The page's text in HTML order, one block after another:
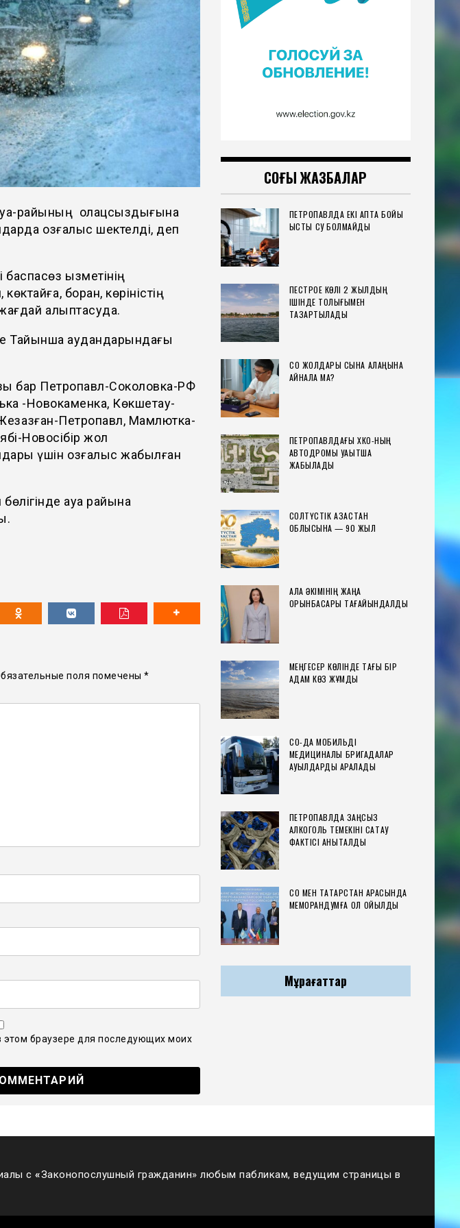
райының қолацсыздығына
қозғалыс шектелді, деп
қызметінің
боран, көріністің
қалыптасуда.
Тайынша аудандарындағы
бар Петропавл-Соколовка-РФ
-Новокаменка, Көкшетау-
Петропавл, Мамлютка-
Новосібір жол
үшін қозғалыс жабылған
ауа райына
поля помечены *
этом браузере для последующих моих
СОҢҒЫ ЖАЗБАЛАР
ПЕТРОПАВЛДА ЕКІ АПТА БОЙЫ
ЫСТЫҚ СУ БОЛМАЙДЫ
ПЕСТРОЕ КӨЛІ 2 ЖЫЛДЫҢ
ІШІНДЕ ТОЛЫҒЫМЕН
ТАЗАРТЫЛАДЫ
СҚО ЖОЛДАРЫ СЫНАҚ АЛАҢЫНА
АЙНАЛА МА?
ПЕТРОПАВЛДАҒЫ ХҚКО-НЫҢ
АВТОДРОМЫ УАҚЫТША
ЖАБЫЛАДЫ
СОЛТҮСТІК ҚАЗАҚСТАН
ОБЛЫСЫНА — 90 ЖЫЛ
ҚАЛА ӘКІМІНІҢ ЖАҢА
ОРЫНБАСАРЫ ТАҒАЙЫНДАЛДЫ
МЕҢГЕСЕР КӨЛІНДЕ ТАҒЫ БІР
АДАМ КӨЗ ЖҰМДЫ
СҚО-ДА МОБИЛЬДІ
МЕДИЦИНАЛЫҚ БРИГАДАЛАР
АУЫЛДАРДЫ АРАЛАДЫ
ПЕТРОПАВЛДА ЗАҢСЫЗ
АЛКОГОЛЬ ТЕМЕКІНІ САҚТАУ
ФАКТІСІ АНЫҚТАЛДЫ
СҚО МЕН ТАТАРСТАН АРАСЫНДА
МЕМОРАНДУМҒА ҚОЛ ҚОЙЫЛДЫ
Мұрағаттар
с «Законопослушный гражданин» любым пабликам, ведущим страницы в